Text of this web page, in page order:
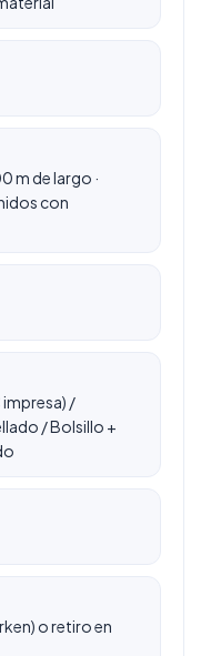
m de largo ·
con
impresa) /
/ Bolsillo +
o retiro en